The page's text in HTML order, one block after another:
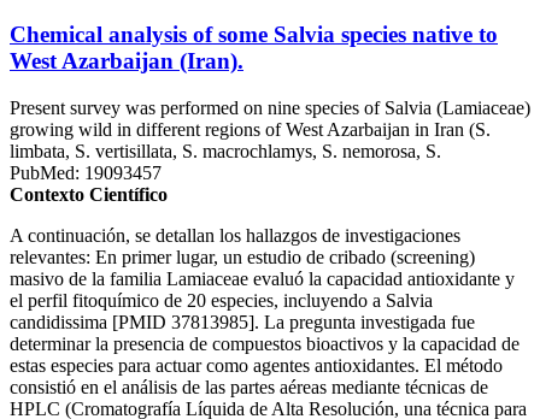
Chemical analysis of some Salvia species native to
West Azarbaijan (Iran).
Present survey was performed on nine species of Salvia (Lamiaceae)
growing wild in different regions of West Azarbaijan in Iran (S.
limbata, S. vertisillata, S. macrochlamys, S. nemorosa, S.
PubMed: 19093457
Contexto Científico
A continuación, se detallan los hallazgos de investigaciones
relevantes: En primer lugar, un estudio de cribado (screening)
masivo de la familia Lamiaceae evaluó la capacidad antioxidante y
el perfil fitoquímico de 20 especies, incluyendo a Salvia
candidissima [PMID 37813985]. La pregunta investigada fue
determinar la presencia de compuestos bioactivos y la capacidad de
estas especies para actuar como agentes antioxidantes. El método
consistió en el análisis de las partes aéreas mediante técnicas de
HPLC (Cromatografía Líquida de Alta Resolución, una técnica para